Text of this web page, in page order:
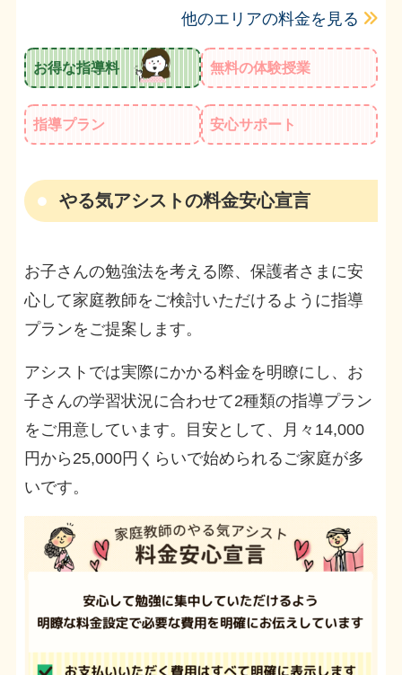
他のエリアの料金を見る
お得な指導料 無料の体験授業
指導プラン 安心サポート
やる気アシストの料金安心宣言
お子さんの勉強法を考える際、保護者さまに安
心して家庭教師をご検討いただけるように指導
プランをご提案します。
アシストでは実際にかかる料金を明瞭にし、お
子さんの学習状況に合わせて2種類の指導プラン
をご用意しています。目安として、月々14,000
円から25,000円くらいで始められるご家庭が多
いです。